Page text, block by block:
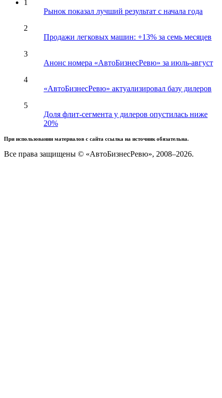
1
Рынок показал лучший результат с начала года
2
Продажи легковых машин: +13% за семь месяцев
3
Анонс номера «АвтоБизнесРевю» за июль-август
4
«АвтоБизнесРевю» актуализировал базу дилеров
5
Доля флит-сегмента у дилеров опустилась ниже
20%
При использовании материалов с сайта ссылка на источник обязательна.
Все права защищены © «АвтоБизнесРевю», 2008–2026.